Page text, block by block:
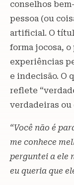
conselhos
pessoa (ou
artificial. O
forma jocosa, o
experiências
e indecisão. O
reflete
verdadeiras ou
“Você não é
me conhece
perguntei a ele
eu queria que